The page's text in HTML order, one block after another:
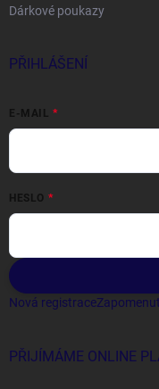
Dárkové poukazy
PŘIHLÁŠENÍ
E-MAIL
HESLO
Nová registrace
PŘIJÍMÁME ONLINE